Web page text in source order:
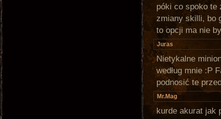
póki co spoko te
zmiany skilli, bo
to opcji ma nie
Juras
Nietykalne
według mnie :P
podnosić te
Mr.Mag
kurde akurat jak